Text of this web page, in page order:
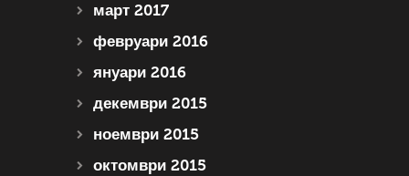
март 2017
февруари 2016
януари 2016
декември 2015
ноември 2015
октомври 2015